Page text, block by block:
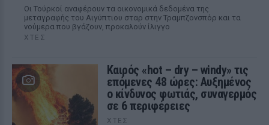
Οι Τούρκοί αναφέρουν τα οικονομικά δεδομένα της
μεταγραφής του Αιγύπτιου σταρ στην Τραμπζονσπόρ και τα
νούμερα που βγάζουν, προκαλούν ίλιγγο
ΧΤΕΣ
Καιρός «hot – dry – windy» τις
επόμενες 48 ώρες: Αυξημένος
ο κίνδυνος φωτιάς, συναγερμός
σε 6 περιφέρειες
ΧΤΕΣ